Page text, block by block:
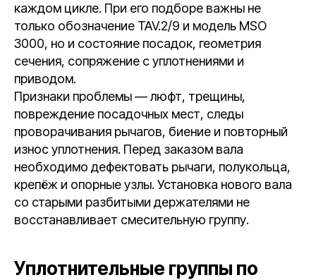
каждом цикле. При его подборе важны не
только обозначение TAV.2/9 и модель MSO
3000, но и состояние посадок, геометрия
сечения, сопряжение с уплотнениями и
приводом.
Признаки проблемы — люфт, трещины,
повреждение посадочных мест, следы
проворачивания рычагов, биение и повторный
износ уплотнения. Перед заказом вала
необходимо дефектовать рычаги, полукольца,
крепёж и опорные узлы. Установка нового вала
со старыми разбитыми держателями не
восстанавливает смесительную группу.
Уплотнительные группы по